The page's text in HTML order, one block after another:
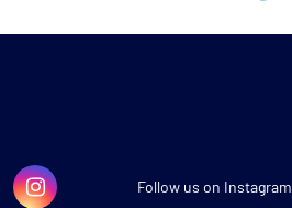
Follow us on Instagram